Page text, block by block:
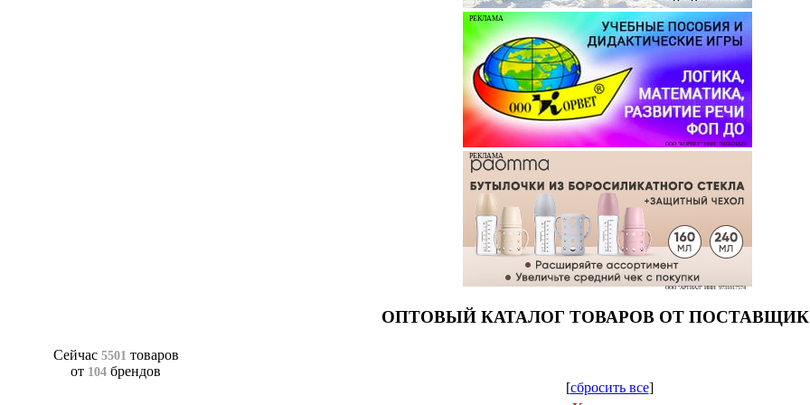
РЕКЛАМА
ООО "КОРВЕТ" ИНН: 7803021829
РЕКЛАМА
ООО "АРТИАЛ" ИНН: 9731017574
ОПТОВЫЙ КАТАЛОГ ТОВАРОВ ОТ
Сейчас 5501 товаров
от 104 брендов
[сбросить все]